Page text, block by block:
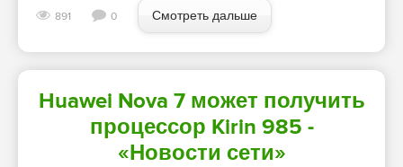
891 0 Смотреть дальше
Huawei Nova 7 может получить
процессор Kirin 985 -
«Новости сети»